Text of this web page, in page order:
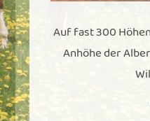
Auf fast 300
Anhöhe der